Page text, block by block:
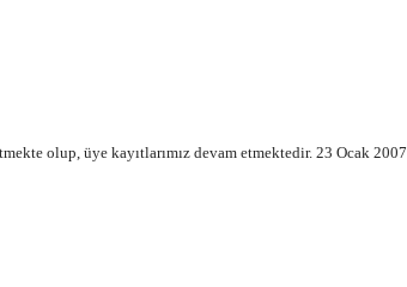
olup, üye kayıtlarımız devam etmektedir. 23 Ocak 2007